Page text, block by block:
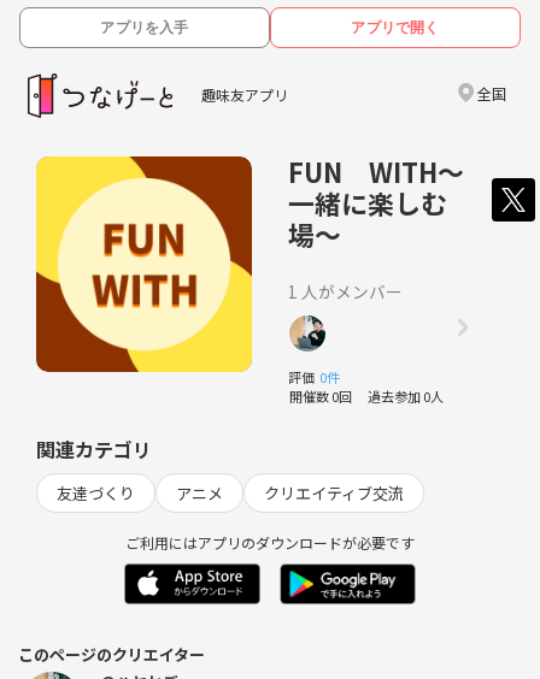
アプリを入手 アプリで開く
趣味友アプリ 全国
FUN WITH～
一緒に楽しむ
場～
1 人がメンバー
評価 0件
開催数 0回 過去参加 0人
関連カテゴリ
友達づくり アニメ クリエイティブ交流
ご利用にはアプリのダウンロードが必要です
このページのクリエイター